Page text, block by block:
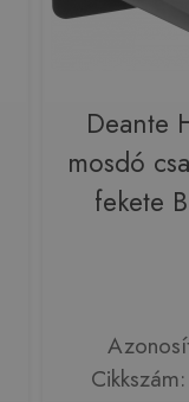
Deante
mosdó
fekete